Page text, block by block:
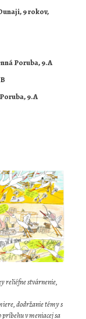
9 rokov,
Poruba, 9.A
9.A
reliéfne stvárnenie,
dodržanie témy s
v meniacej sa